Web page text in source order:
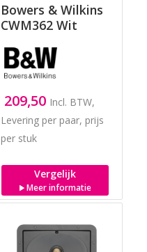
Bowers & Wilkins
CWM362 Wit
209,50 Incl. BTW,
Levering per paar, prijs
per stuk
Vergelijk
Meer informatie